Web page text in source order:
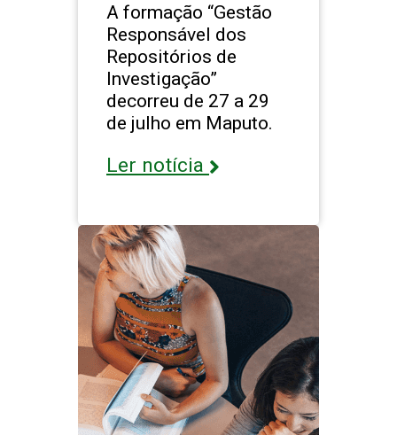
A formação “Gestão
Responsável dos
Repositórios de
Investigação”
decorreu de 27 a 29
de julho em Maputo.
Ler notícia